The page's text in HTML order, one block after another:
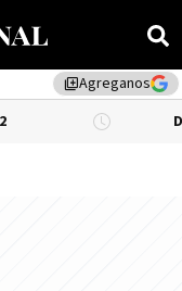
library_addAgreganos
DÓLAR BNA